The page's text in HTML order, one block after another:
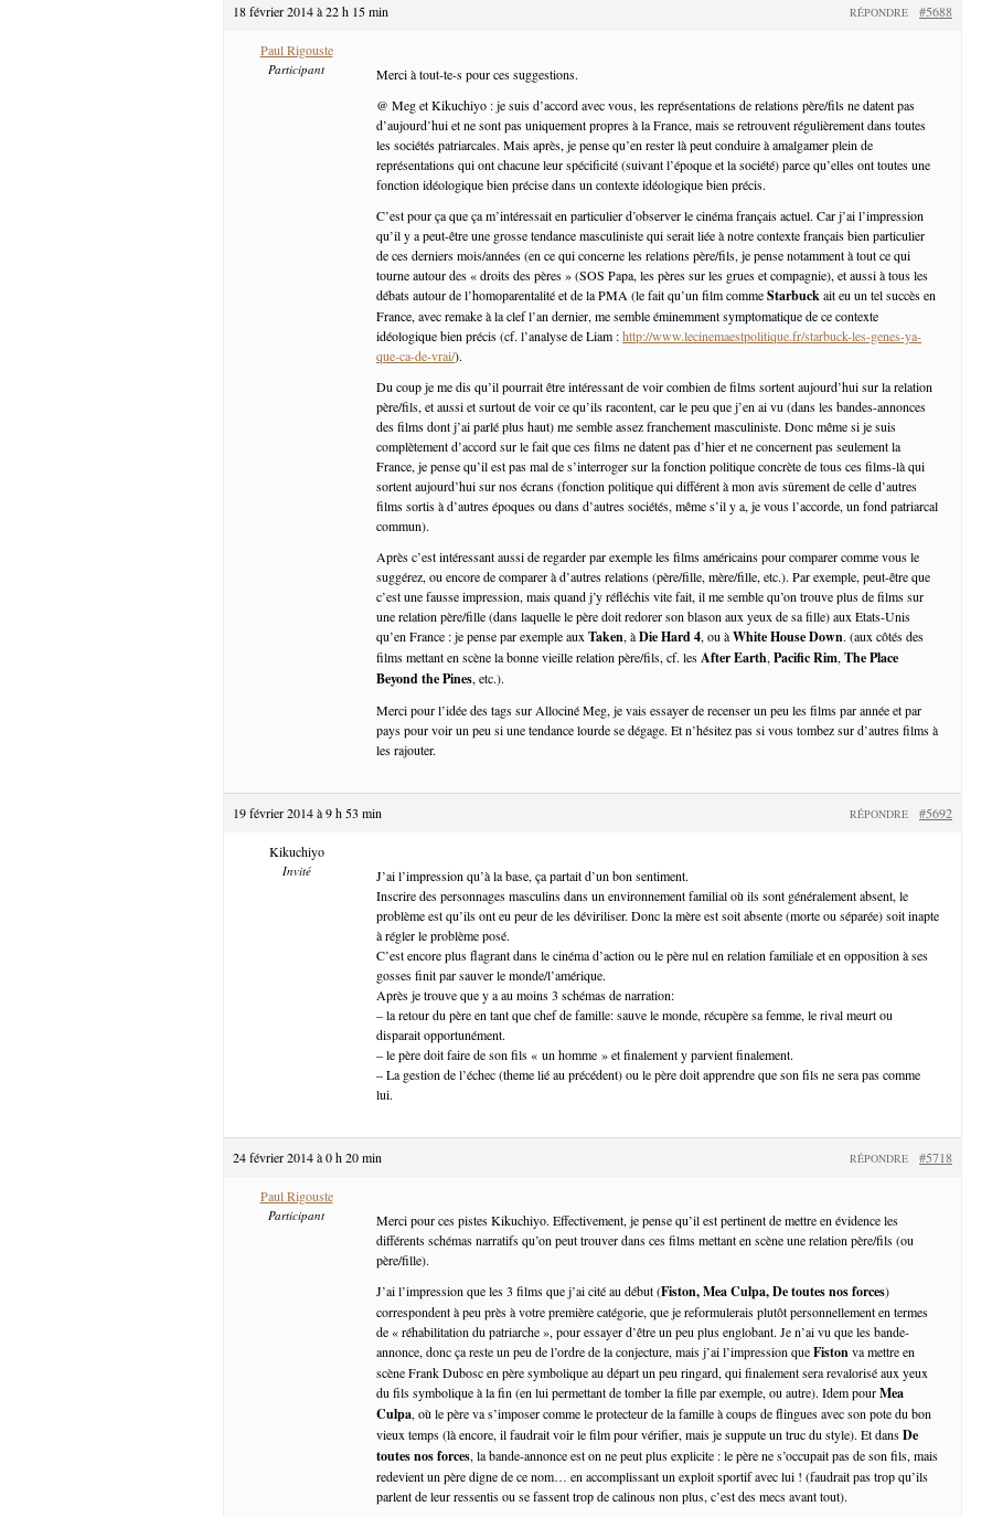
18 février 2014 à 22 h 15 min #5688
RÉPONDRE
Paul Rigouste
Participant
Merci à tout-te-s pour ces suggestions.
@ Meg et Kikuchiyo : je suis d’accord avec vous, les représentations de relations père/fils ne datent pas
d’aujourd’hui et ne sont pas uniquement propres à la France, mais se retrouvent régulièrement dans toutes
les sociétés patriarcales. Mais après, je pense qu’en rester là peut conduire à amalgamer plein de
représentations qui ont chacune leur spécificité (suivant l’époque et la société) parce qu’elles ont toutes une
fonction idéologique bien précise dans un contexte idéologique bien précis.
C’est pour ça que ça m’intéressait en particulier d’observer le cinéma français actuel. Car j’ai l’impression
qu’il y a peut-être une grosse tendance masculiniste qui serait liée à notre contexte français bien particulier
de ces derniers mois/années (en ce qui concerne les relations père/fils, je pense notamment à tout ce qui
tourne autour des « droits des pères » (SOS Papa, les pères sur les grues et compagnie), et aussi à tous les
débats autour de l’homoparentalité et de la PMA (le fait qu’un film commeStarbuckait eu un tel succès en
France, avec remake à la clef l’an dernier, me semble éminemment symptomatique de ce contexte
idéologique bien précis (cf. l’analyse de Liam :http://www.lecinemaestpolitique.fr/starbuck-les-genes-ya-
que-ca-de-vrai/).
Du coup je me dis qu’il pourrait être intéressant de voir combien de films sortent aujourd’hui sur la relation
père/fils, et aussi et surtout de voir ce qu’ils racontent, car le peu que j’en ai vu (dans les bandes-annonces
des films dont j’ai parlé plus haut) me semble assez franchement masculiniste. Donc même si je suis
complètement d’accord sur le fait que ces films ne datent pas d’hier et ne concernent pas seulement la
France, je pense qu’il est pas mal de s’interroger sur la fonction politique concrète de tous ces films-là qui
sortent aujourd’hui sur nos écrans (fonction politique qui différent à mon avis sûrement de celle d’autres
films sortis à d’autres époques ou dans d’autres sociétés, même s’il y a, je vous l’accorde, un fond patriarcal
commun).
Après c’est intéressant aussi de regarder par exemple les films américains pour comparer comme vous le
suggérez, ou encore de comparer à d’autres relations (père/fille, mère/fille, etc.). Par exemple, peut-être que
c’est une fausse impression, mais quand j’y réfléchis vite fait, il me semble qu’on trouve plus de films sur
une relation père/fille (dans laquelle le père doit redorer son blason aux yeux de sa fille) aux Etats-Unis
qu’en France : je pense par exemple aux Taken, àDie Hard 4, ou àWhite House Down. (aux côtés des
films mettant en scène la bonne vieille relation père/fils, cf. lesAfter Earth, Pacific Rim, The Place
Beyond the Pines, etc.).
Merci pour l’idée des tags sur Allociné Meg, je vais essayer de recenser un peu les films par année et par
pays pour voir un peu si une tendance lourde se dégage. Et n’hésitez pas si vous tombez sur d’autres films à
les rajouter.
19 février 2014 à 9 h 53 min #5692
RÉPONDRE
Kikuchiyo
Invité
J’ai l’impression qu’à la base, ça partait d’un bon sentiment.
Inscrire des personnages masculins dans un environnement familial où ils sont généralement absent, le
problème est qu’ils ont eu peur de les déviriliser. Donc la mère est soit absente (morte ou séparée) soit inapte
à régler le problème posé.
C’est encore plus flagrant dans le cinéma d’action ou le père nul en relation familiale et en opposition à ses
gosses finit par sauver le monde/l’amérique.
Après je trouve que y a au moins 3 schémas de narration:
– la retour du père en tant que chef de famille: sauve le monde, récupère sa femme, le rival meurt ou
disparait opportunément.
– le père doit faire de son fils « un homme » et finalement y parvient finalement.
– La gestion de l’échec (theme lié au précédent) ou le père doit apprendre que son fils ne sera pas comme
lui.
24 février 2014 à 0 h 20 min #5718
RÉPONDRE
Paul Rigouste
Participant
Merci pour ces pistes Kikuchiyo. Effectivement, je pense qu’il est pertinent de mettre en évidence les
différents schémas narratifs qu’on peut trouver dans ces films mettant en scène une relation père/fils (ou
père/fille).
J’ai l’impression que les 3 films que j’ai cité au début (Fiston, Mea Culpa, De toutes nos forces)
correspondent à peu près à votre première catégorie, que je reformulerais plutôt personnellement en termes
de « réhabilitation du patriarche », pour essayer d’être un peu plus englobant. Je n’ai vu que les bande-
annonce, donc ça reste un peu de l’ordre de la conjecture, mais j’ai l’impression queFistonva mettre en
scène Frank Dubosc en père symbolique au départ un peu ringard, qui finalement sera revalorisé aux yeux
du fils symbolique à la fin (en lui permettant de tomber la fille par exemple, ou autre). Idem pourMea
Culpa, où le père va s’imposer comme le protecteur de la famille à coups de flingues avec son pote du bon
vieux temps (là encore, il faudrait voir le film pour vérifier, mais je suppute un truc du style). Et dansDe
toutes nos forces, la bande-annonce est on ne peut plus explicite : le père ne s’occupait pas de son fils, mais
redevient un père digne de ce nom… en accomplissant un exploit sportif avec lui ! (faudrait pas trop qu’ils
parlent de leur ressentis ou se fassent trop de calinous non plus, c’est des mecs avant tout).